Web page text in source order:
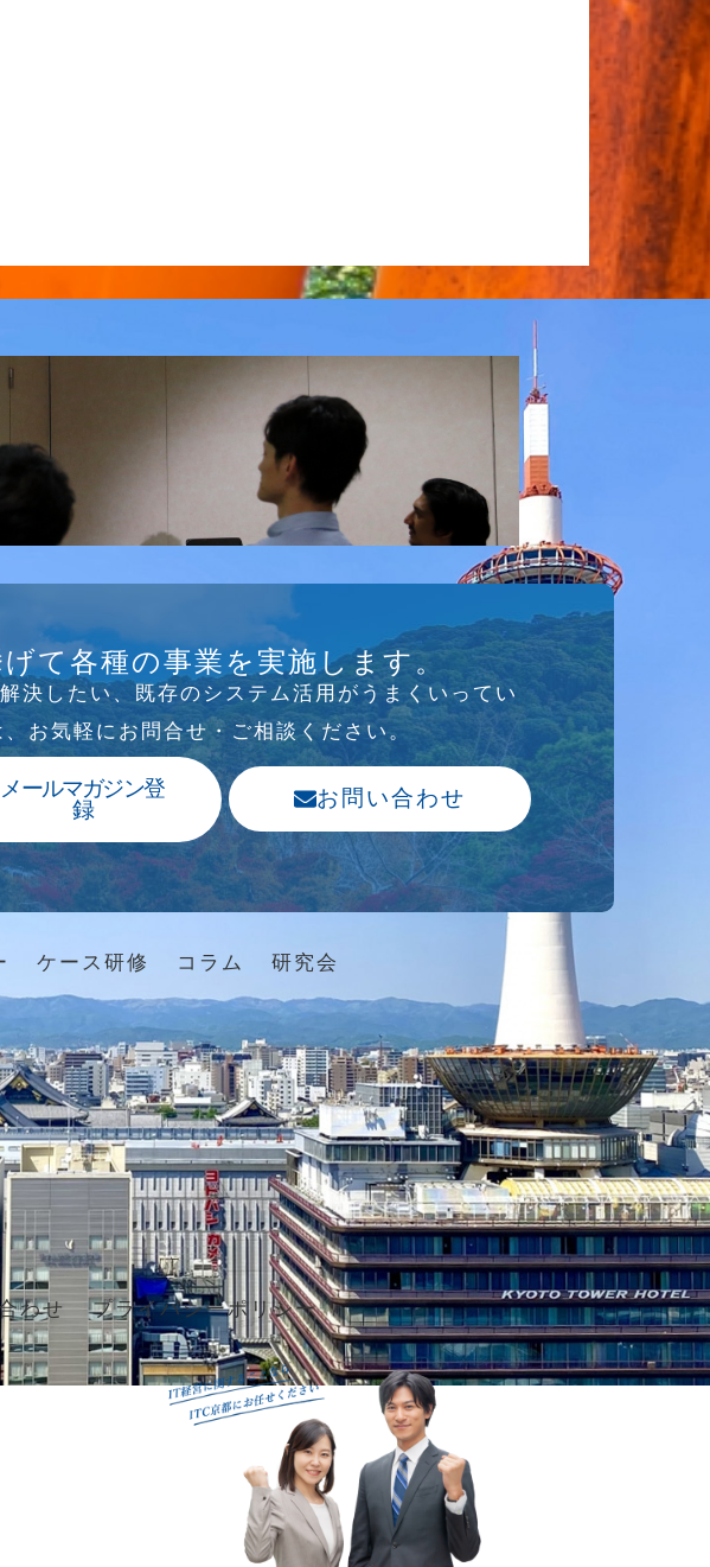
て各種の事業を実施します。
決したい、既存のシステム活⽤がうまくいってい
お気軽にお問合せ・ご相談ください。
メールマガジン登
録
お問い合わせ
ケース研修 コラム 研究会
わせ プライバシーポリシー